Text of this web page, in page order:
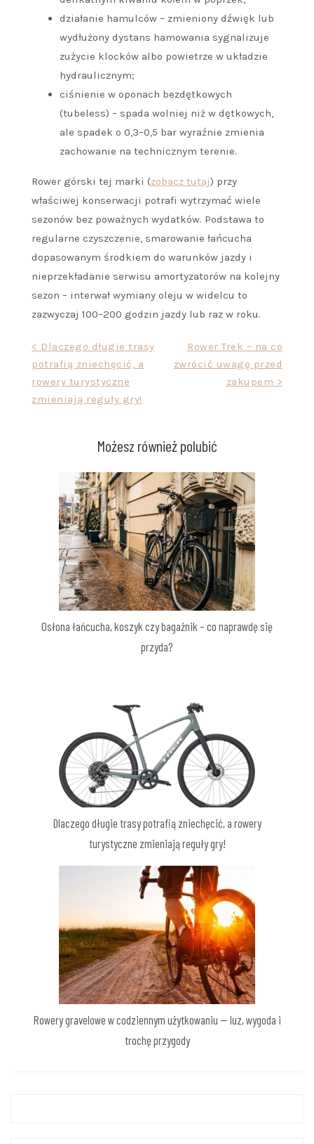
działanie hamulców – zmieniony dźwięk lub
wydłużony dystans hamowania sygnalizuje
zużycie klocków albo powietrze w układzie
hydraulicznym;
ciśnienie w oponach bezdętkowych
(tubeless) – spada wolniej niż w dętkowych,
ale spadek o 0,3–0,5 bar wyraźnie zmienia
zachowanie na technicznym terenie.
Rower górski tej marki (zobacz tutaj) przy
właściwej konserwacji potrafi wytrzymać wiele
sezonów bez poważnych wydatków. Podstawa to
regularne czyszczenie, smarowanie łańcucha
dopasowanym środkiem do warunków jazdy i
nieprzekładanie serwisu amortyzatorów na kolejny
sezon – interwał wymiany oleju w widelcu to
zazwyczaj 100–200 godzin jazdy lub raz w roku.
Nawigacja
wpisu
< Dlaczego długie trasy
potrafią zniechęcić, a
rowery turystyczne
zmieniają reguły gry!
Rower Trek – na co
zwrócić uwagę przed
zakupem >
Możesz również polubić
Osłona łańcucha, koszyk czy bagażnik – co naprawdę się
przyda?
Dlaczego długie trasy potrafią zniechęcić, a rowery
turystyczne zmieniają reguły gry!
Rowery gravelowe w codziennym użytkowaniu — luz, wygoda i
trochę przygody